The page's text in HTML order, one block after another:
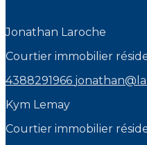
Jonathan Laroche
Courtier immobilier
4388291966
Kym Lemay
Courtier immobilier